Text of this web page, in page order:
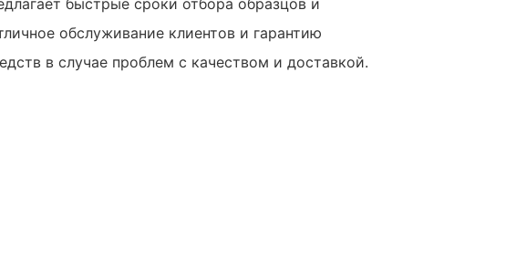
быстрые сроки отбора образцов и
обслуживание клиентов и гарантию
в случае проблем с качеством и доставкой.